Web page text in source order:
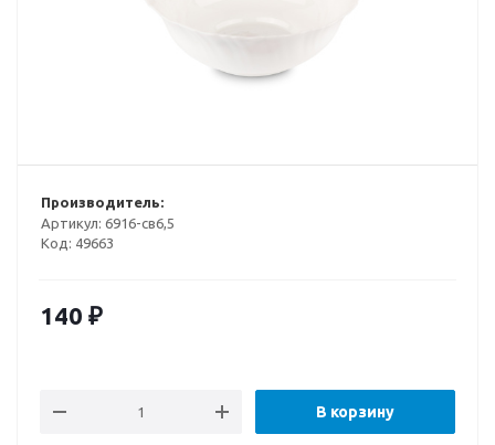
Производитель:
Артикул: 6916-св6,5
Код: 49663
140 ₽
В корзину